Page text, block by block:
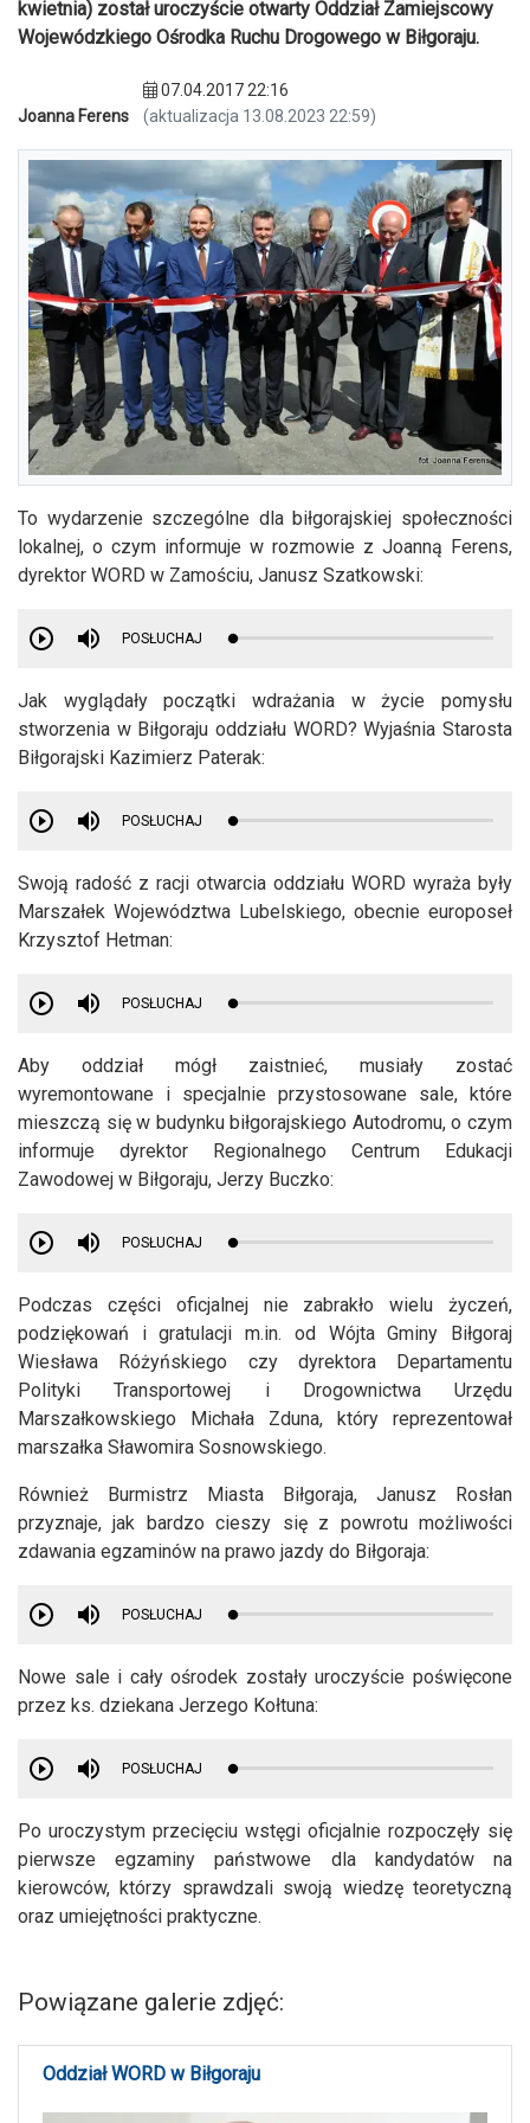
kwietnia) został uroczyście otwarty Oddział Zamiejscowy
Wojewódzkiego Ośrodka Ruchu Drogowego w Biłgoraju.
Joanna Ferens
07.04.2017 22:16
(aktualizacja 13.08.2023 22:59)
To wydarzenie szczególne dla biłgorajskiej społeczności
lokalnej, o czym informuje w rozmowie z Joanną Ferens,
dyrektor WORD w Zamościu, Janusz Szatkowski:
POSŁUCHAJ
Jak wyglądały początki wdrażania w życie pomysłu
stworzenia w Biłgoraju oddziału WORD? Wyjaśnia Starosta
Biłgorajski Kazimierz Paterak:
POSŁUCHAJ
Swoją radość z racji otwarcia oddziału WORD wyraża były
Marszałek Województwa Lubelskiego, obecnie europoseł
Krzysztof Hetman:
POSŁUCHAJ
Aby oddział mógł zaistnieć, musiały zostać
wyremontowane i specjalnie przystosowane sale, które
mieszczą się w budynku biłgorajskiego Autodromu, o czym
informuje dyrektor Regionalnego Centrum Edukacji
Zawodowej w Biłgoraju, Jerzy Buczko:
POSŁUCHAJ
Podczas części oficjalnej nie zabrakło wielu życzeń,
podziękowań i gratulacji m.in. od Wójta Gminy Biłgoraj
Wiesława Różyńskiego czy dyrektora Departamentu
Polityki Transportowej i Drogownictwa Urzędu
Marszałkowskiego Michała Zduna, który reprezentował
marszałka Sławomira Sosnowskiego.
Również Burmistrz Miasta Biłgoraja, Janusz Rosłan
przyznaje, jak bardzo cieszy się z powrotu możliwości
zdawania egzaminów na prawo jazdy do Biłgoraja:
POSŁUCHAJ
Nowe sale i cały ośrodek zostały uroczyście poświęcone
przez ks. dziekana Jerzego Kołtuna:
POSŁUCHAJ
Po uroczystym przecięciu wstęgi oficjalnie rozpoczęły się
pierwsze egzaminy państwowe dla kandydatów na
kierowców, którzy sprawdzali swoją wiedzę teoretyczną
oraz umiejętności praktyczne.
Powiązane galerie zdjęć:
Oddział WORD w Biłgoraju